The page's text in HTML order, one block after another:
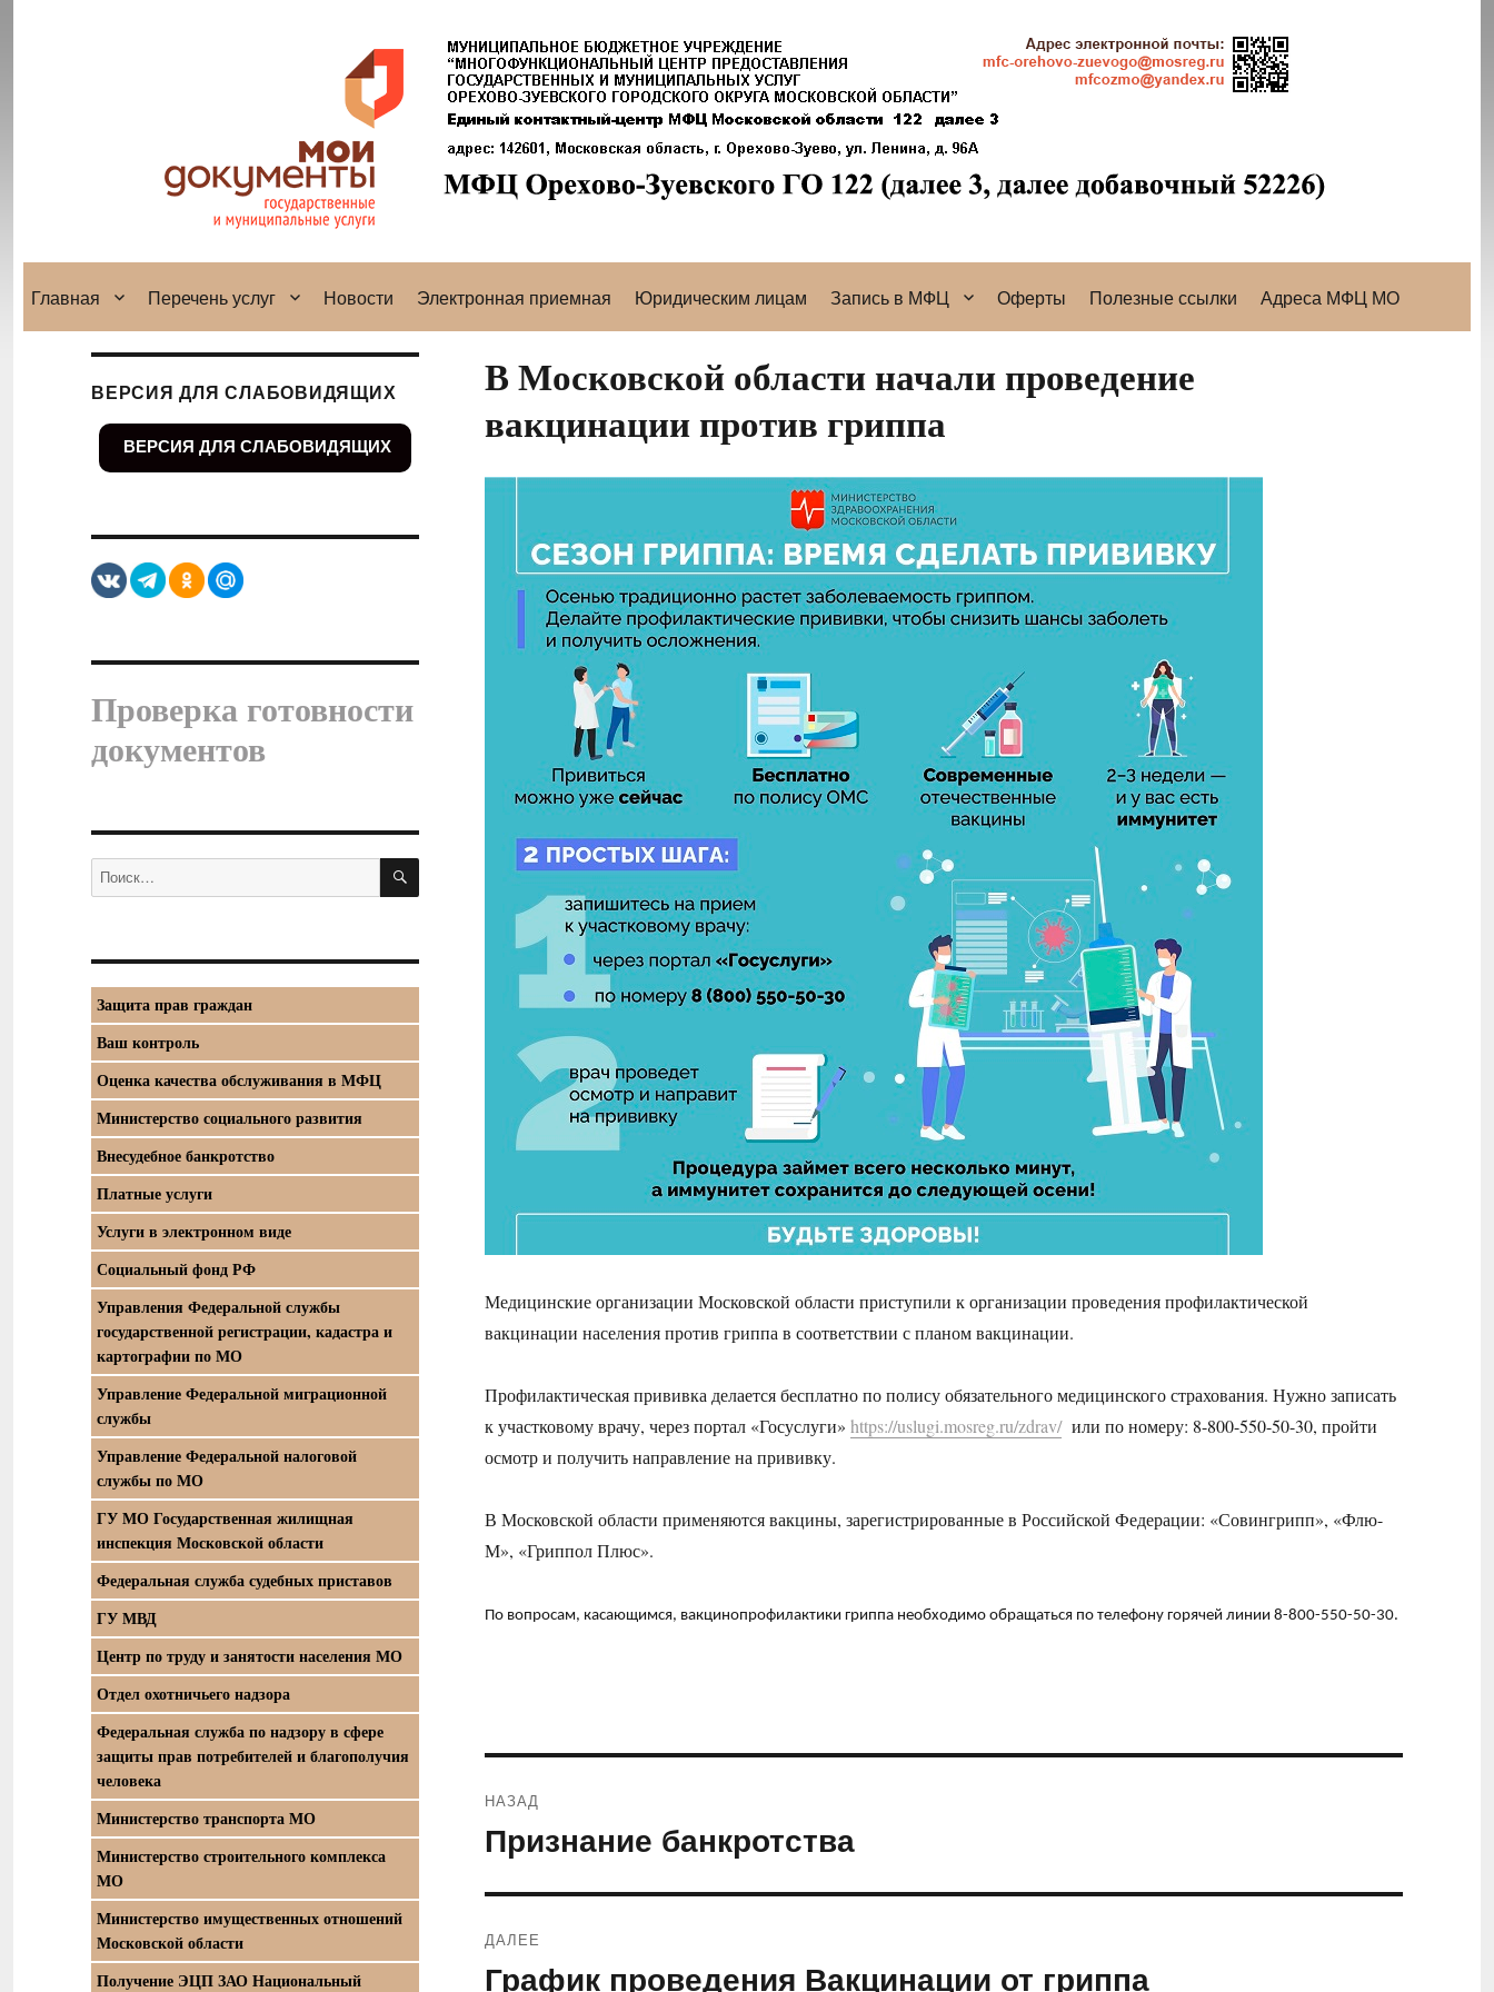
Главная Перечень услуг Новости Электронная приемная Юридическим лицам Запись в МФЦ Оферты Полезные ссылки Адреса МФЦ МО
В Московской области начали проведение
вакцинации против гриппа
Медицинские организации Московской области приступили к организации проведения профилактической
вакцинации населения против гриппа в соответствии с планом вакцинации.
Профилактическая прививка делается бесплатно по полису обязательного медицинского страхования. Нужно записать
к участковому врачу, через портал «Госуслуги» https://uslugi.mosreg.ru/zdrav/или по номеру: 8-800-550-50-30, пройти
осмотр и получить направление на прививку.
В Московской области применяются вакцины, зарегистрированные в Российской Федерации: «Совингрипп», «Флю-
М», «Гриппол Плюс».
По вопросам, касающимся, вакцинопрофилактики гриппа необходимо обращаться по телефону горячей линии 8-800-550-50-30.
по
НАЗАД
Предыдущая
запись:
Признание банкротства
ДАЛЕЕ
Следующая
График проведения Вакцинации от гриппа
ВЕРСИЯ ДЛЯ СЛАБОВИДЯЩИХ
ВЕРСИЯ ДЛЯ СЛАБОВИДЯЩИХ
Проверка готовности
документов
Искать: ПОИСК
Защита прав граждан
Ваш контроль
Оценка качества обслуживания в МФЦ
Министерство социального развития
Внесудебное банкротство
Платные услуги
Услуги в электронном виде
Социальный фонд РФ
Управления Федеральной службы
государственной регистрации, кадастра и
картографии по МО
Управление Федеральной миграционной
службы
Управление Федеральной налоговой
службы по МО
ГУ МО Государственная жилищная
инспекция Московской области
Федеральная служба судебных приставов
ГУ МВД
Центр по труду и занятости населения МО
Отдел охотничьего надзора
Федеральная служба по надзору в сфере
защиты прав потребителей и благополучия
человека
Министерство транспорта МО
Министерство строительного комплекса
МО
Министерство имущественных отношений
Московской области
Получение ЭЦП ЗАО Национальный